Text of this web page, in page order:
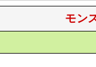
モン